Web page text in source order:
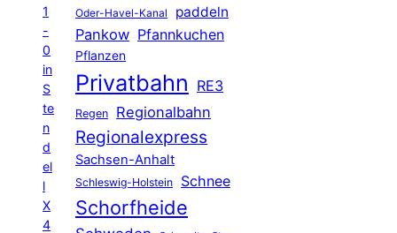
1
-
0
in
S
te
n
d
el
l
X
4
Oder-Havel-Kanal paddeln
Pankow Pfannkuchen
Pflanzen
Privatbahn RE3
Regen Regionalbahn
Regionalexpress
Sachsen-Anhalt
Schleswig-Holstein Schnee
Schorfheide